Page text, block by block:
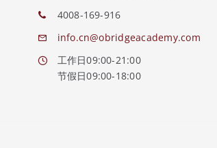
4008-169-916
info.cn@obridgeacademy.com
工作日09:00-21:00
节假日09:00-18:00